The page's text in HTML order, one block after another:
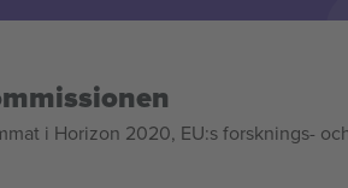
i Horizon 2020, EU:s forsknings-